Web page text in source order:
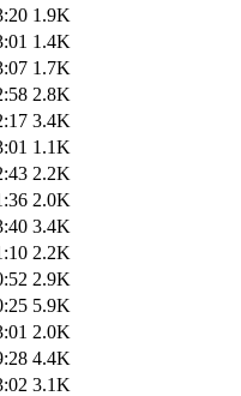
1.9K
1.4K
1.7K
2.8K
3.4K
1.1K
2.2K
2.0K
3.4K
2.2K
2.9K
5.9K
2.0K
4.4K
3.1K